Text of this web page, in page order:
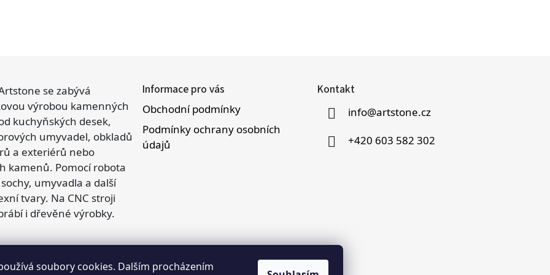
soubory cookies. Dalším procházením
se zabývá
výrobou kamenných
kuchyňských desek,
umyvadel, obkladů
a exteriérů nebo
kamenů. Pomocí robota
umyvadla a další
tvary. Na CNC stroji
i dřevěné výrobky.
Informace pro vás
Obchodní podmínky
Podmínky ochrany osobních
údajů
Kontakt
info@artstone.cz
+420 603 582 302